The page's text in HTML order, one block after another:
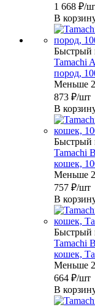
1 668 ₽/
В
Быстрый
Tamachi
пород,
Меньше 2
873 ₽/шт
В
Быстрый
Tamachi
кошек,
Меньше 2
757 ₽/шт
В
Быстрый
Tamachi
кошек,
Меньше 2
664 ₽/шт
В